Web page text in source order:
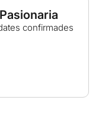
confirmades